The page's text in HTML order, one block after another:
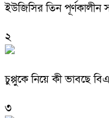
ইউজিসির তিন পূর্ণকালীন
২
চুপ্পুকে নিয়ে কী ভাবছে
৩